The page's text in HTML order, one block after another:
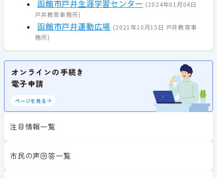
函館市戸井生涯学習センター (2024年01月04日
戸井教育事務所)
函館市戸井運動広場 (2021年10月15日 戸井教育事
務所)
オンラインの手続き
電子申請
ページを見る
注目情報一覧
市民の声回答一覧